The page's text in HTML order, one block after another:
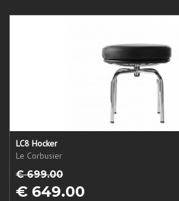
LC8 Hocker
Le Corbusier
€ 699.00
€ 649.00